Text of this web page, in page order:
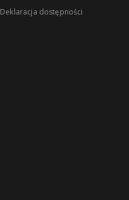
Deklaracja dostępności